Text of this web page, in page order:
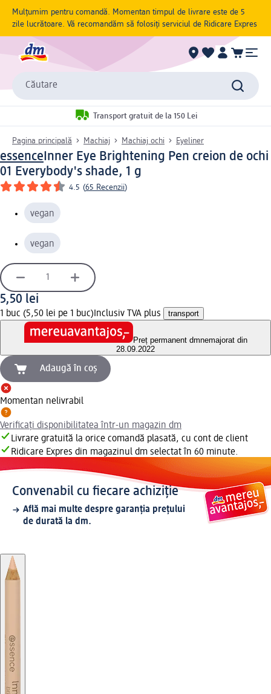
Mulțumim pentru comandă. Momentan timpul de livrare este de 5
zile lucrătoare. Vă recomandăm să folosiți serviciul de Ridicare Expres
Căutare
Transport gratuit de la 150 Lei
Pagina principală Machiaj Machiaj ochi Eyeliner
essence Inner Eye Brightening Pen creion de ochi
01 Everybody's shade, 1 g
4.5 (65 Recenzii)
vegan
vegan
5,50 lei
1 buc (5,50 lei pe 1 buc) Inclusiv TVA plus transport
Preț permanent dmnemajorat din
28.09.2022
Adaugă în coș
Momentan nelivrabil
Verificați disponibilitatea într-un magazin dm
Livrare gratuită la orice comandă plasată, cu cont de client
Ridicare Expres din magazinul dm selectat în 60 minute.
Convenabil cu fiecare achiziție
Află mai multe despre garanția prețului
de durată la dm.